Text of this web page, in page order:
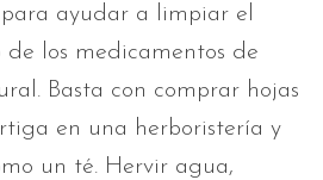
ayudar a limpiar el
de los medicamentos de
Basta con comprar hojas
en una herboristería y
un té. Hervir agua,